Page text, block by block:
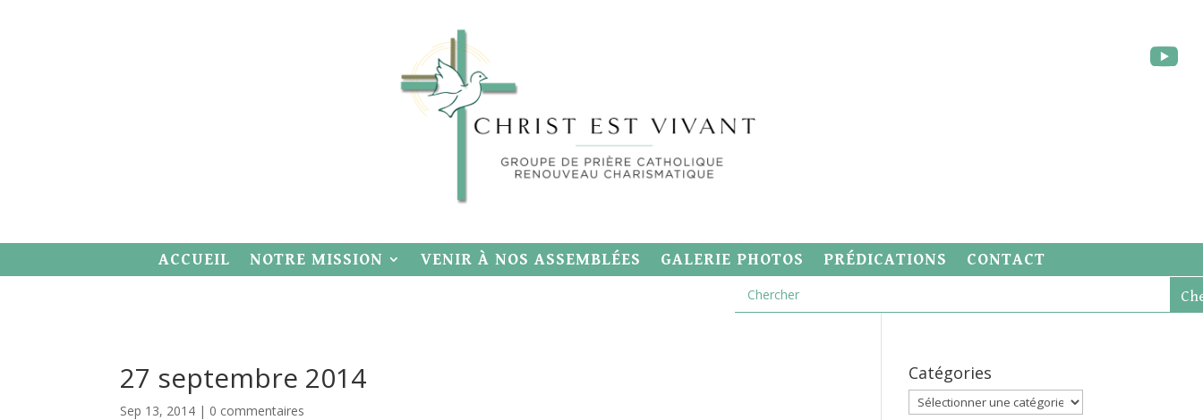
ACCUEIL NOTRE MISSION VENIR À NOS ASSEMBLÉES GALERIE PHOTOS PRÉDICATIONS CONTACT
27 septembre 2014
Sep 13, 2014 | 0 commentaires
Catégories
Catégories